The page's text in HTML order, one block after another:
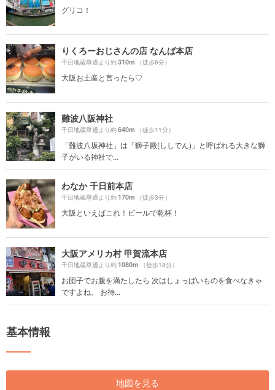
グリコ！
りくろーおじさんの店 なんば本店
千日地蔵尊通より約310m （徒歩6分）
大阪お土産と言ったら♡
難波八阪神社
千日地蔵尊通より約640m （徒歩11分）
「難波八坂神社」は「獅子殿(ししでん)」と呼ばれる大きな獅
子がいる神社で...
わなか 千日前本店
千日地蔵尊通より約170m （徒歩3分）
大阪といえばこれ！ビールで乾杯！
大阪アメリカ村 甲賀流本店
千日地蔵尊通より約1080m （徒歩18分）
お団子でお腹を満たしたら 次はしょっぱいものを食べなきゃ
ですよね。 お待...
基本情報
地図を見る